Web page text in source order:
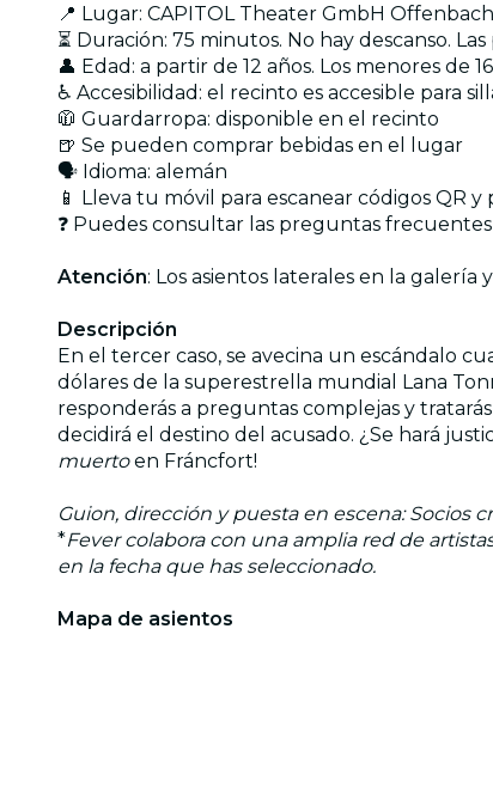
📍 Lugar: CAPITOL Theater GmbH
⏳ Duración: 75 minutos. No hay descanso.
👤 Edad: a partir de 12 años. Los menores
♿ Accesibilidad: el recinto es accesible para
🧥 Guardarropa: disponible en el recinto
🍺 Se pueden comprar bebidas en el lugar
🗣️ Idioma: alemán
📱 Lleva tu móvil para escanear códigos QR
❓ Puedes consultar las preguntas
Atención: Los asientos laterales en la galería
Descripción
En el tercer caso, se avecina un escándalo
dólares de la superestrella mundial Lana
responderás a preguntas complejas y
decidirá el destino del acusado. ¿Se hará
muertoen Fráncfort!
Guion, dirección y puesta en escena: Socios
*Fever colabora con una amplia red de
en la fecha que has seleccionado.
Mapa de asientos